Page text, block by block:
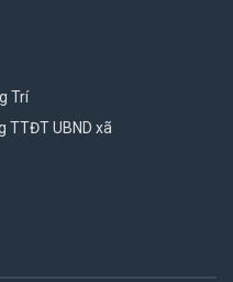
Trí
TTĐT UBND xã